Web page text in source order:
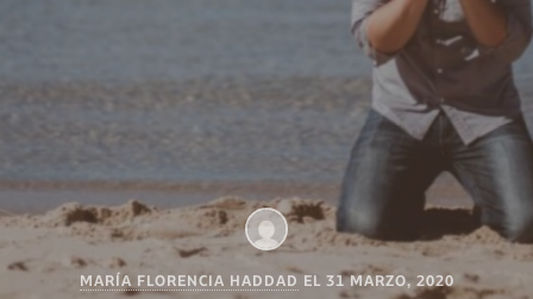
MARÍA FLORENCIA HADDAD EL 31 MARZO, 2020